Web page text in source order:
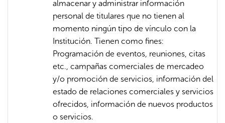
almacenar y administrar información
personal de titulares que no tienen al
momento ningún tipo de vínculo con la
Institución. Tienen como fines:
Programación de eventos, reuniones, citas
etc., campañas comerciales de mercadeo
y/o promoción de servicios, información del
estado de relaciones comerciales y servicios
ofrecidos, información de nuevos productos
o servicios.